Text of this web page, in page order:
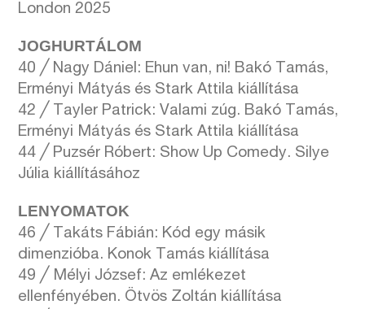
London 2025
JOGHURTÁLOM
40 ╱ Nagy Dániel: Ehun van, ni! Bakó Tamás,
Erményi Mátyás és Stark Attila kiállítása
42 ╱ Tayler Patrick: Valami zúg. Bakó Tamás,
Erményi Mátyás és Stark Attila kiállítása
44 ╱ Puzsér Róbert: Show Up Comedy. Silye
Júlia kiállításához
LENYOMATOK
46 ╱ Takáts Fábián: Kód egy másik
dimenzióba. Konok Tamás kiállítása
49 ╱ Mélyi József: Az emlékezet
ellenfényében. Ötvös Zoltán kiállítása